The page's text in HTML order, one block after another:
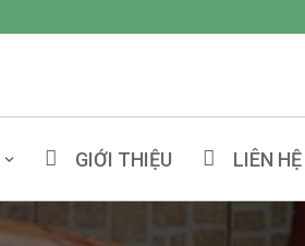
GIỚI THIỆU LIÊN HỆ